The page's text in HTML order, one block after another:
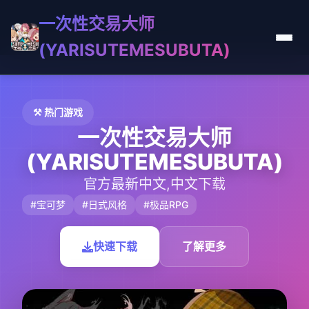
一次性交易大师
(YARISUTEMESUBUTA)
⚒️ 热门游戏
一次性交易大师
(YARISUTEMESUBUTA)
官方最新中文,中文下载
#宝可梦 #日式风格 #极品RPG
快速下载 了解更多